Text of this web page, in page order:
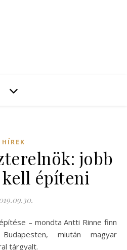
HÍREK
jobb
építeni
miután magyar
tárgyalt.